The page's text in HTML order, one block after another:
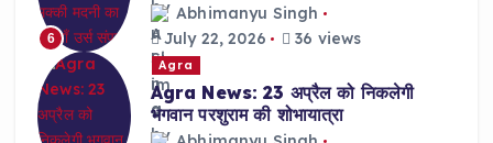
6
Abhimanyu Singh
July 22, 2026
36 views
Agra
Agra News: 23 अप्रैल को निकलेगी
भगवान परशुराम की शोभायात्रा